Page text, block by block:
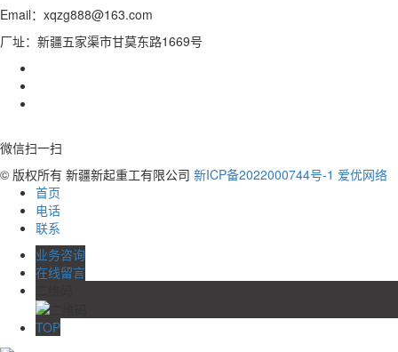
Email：xqzg888@163.com
厂址：新疆五家渠市甘莫东路1669号
微信扫一扫
© 版权所有 新疆新起重工有限公司 新ICP备2022000744号-1 爱优网络
首页
电话
联系
业务咨询
在线留言
TOP